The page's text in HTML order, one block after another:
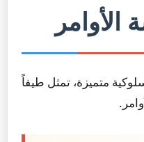
متميزة، تمثل طيفاً